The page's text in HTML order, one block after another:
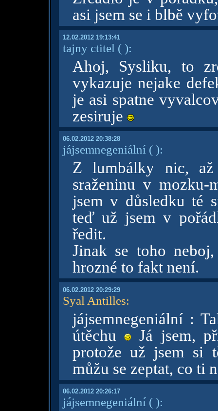
asi jsem se i blbě
12.02.2012 19:13:41
tajny ctitel ( ):
Ahoj, Sysliku, to
vykazuje nejake
je asi spatne
zesiruje
06.02.2012 20:38:28
jájsemnegeniální( ):
Z lumbálky nic,
sraženinu v mozku-
jsem v důsledku té
teď už jsem v
ředit.
Jinak se toho
hrozné to fakt není.
06.02.2012 20:29:29
Syal Antilles:
jájsemnegeniální :
útěchu
Já jsem,
protože už jsem si
můžu se zeptat, co ti
06.02.2012 20:26:17
jájsemnegeniální( ):